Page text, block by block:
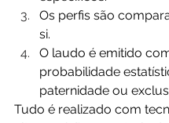
Os perfis são
si.
O laudo é emitido
probabilidade
paternidade ou
Tudo é realizado com